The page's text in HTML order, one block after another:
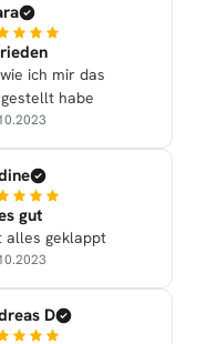
ich mir das
habe
gut
alles geklappt
D